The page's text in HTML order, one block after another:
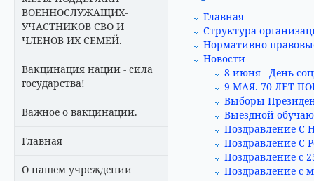
ВОЕННОСЛУЖАЩИХ-
УЧАСТНИКОВ СВО И
ЧЛЕНОВ ИХ СЕМЕЙ.
Вакцинация нации - сила
государства!
Важное о вакцинации.
Главная
О нашем учреждении
Главная
Структура
Нормативно-
Новости
8 июня - День
9 МАЯ. 70 ЛЕТ
Выборы
Выездной
Поздравление С
Поздравление С
Поздравление с
Поздравление с